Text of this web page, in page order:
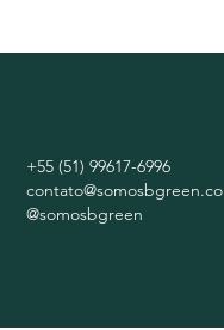
+55 (51) 99617-6996
@somosbgreen